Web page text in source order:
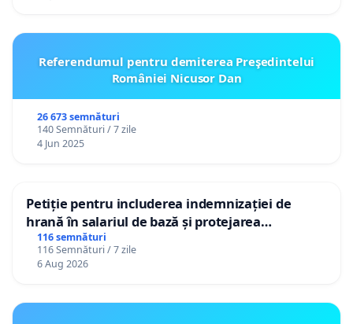
Referendumul pentru demiterea Preşedintelui
României Nicusor Dan
26 673 semnături
140 Semnături / 7 zile
4 Jun 2025
Petiție pentru includerea indemnizației de
hrană în salariul de bază și protejarea
gradațiilor de vechime pentru asistenții
personali
116 semnături
116 Semnături / 7 zile
6 Aug 2026